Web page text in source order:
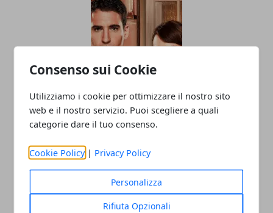
Consenso sui Cookie
Utilizziamo i cookie per ottimizzare il nostro sito
web e il nostro servizio. Puoi scegliere a quali
categorie dare il tuo consenso.
Cookie Policy | Privacy Policy
Personalizza
Rifiuta Opzionali
Anticipazioni Velvet 3: ecco quando
andrà in onda in Italia la terza stagione
24/09/2015